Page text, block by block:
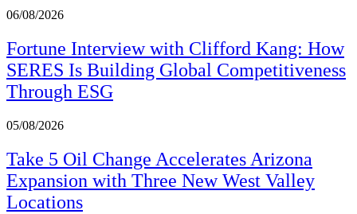
06/08/2026
Fortune Interview with Clifford Kang: How
SERES Is Building Global Competitiveness
Through ESG
05/08/2026
Take 5 Oil Change Accelerates Arizona
Expansion with Three New West Valley
Locations